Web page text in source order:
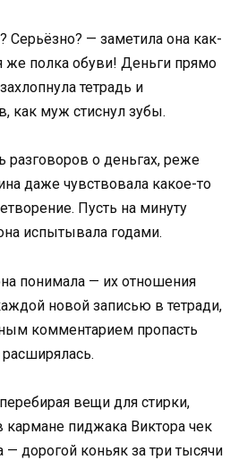
Серьёзно? — заметила она как-
же полка обуви! Деньги прямо
тетрадь и
как муж стиснул зубы.
разговоров о деньгах, реже
даже чувствовала какое-то
Пусть на минуту
испытывала годами.
понимала — их отношения
новой записью в тетради,
комментарием пропасть
вещи для стирки,
кармане пиджака Виктора чек
— дорогой коньяк за три тысячи